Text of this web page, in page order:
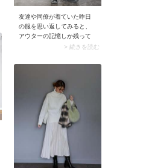
友達や同僚が着ていた昨日
の服を思い返してみると、
アウターの記憶しか残って
いないことってありません
デはアウター選びが重要な
のは装飾の少ないステンカ
ラーのロングコート。縦の
ラインを強調＆体型カバー
ができるうえ、上品な印象
に。オフィスコーデにも最
適なアウターです。
> 続きを読む